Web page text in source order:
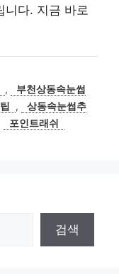
니다. 지금 바로
,
부천상동속눈썹
,
상동속눈썹추
포인트래쉬
검색